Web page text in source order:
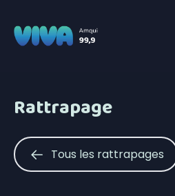
Rattrapage
Tous les rattrapages